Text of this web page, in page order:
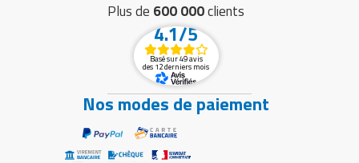
Plus de 600 000clients
4.1/5
Basé sur 49 avis
des 12 derniers mois
Nos modes de paiement